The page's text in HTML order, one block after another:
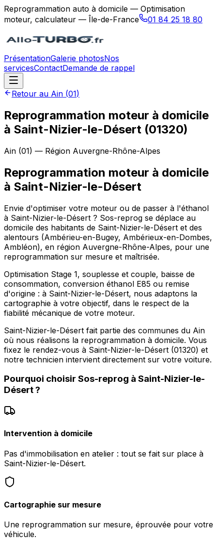
Reprogrammation auto à domicile — Optimisation
moteur, calculateur — Île-de-France
01 84 25 18 80
PrésentationGalerie photosNos
servicesContactDemande de rappel
Retour au Ain (01)
Reprogrammation moteur à domicile
à Saint-Nizier-le-Désert (01320)
Ain (01) — Région Auvergne-Rhône-Alpes
Reprogrammation moteur à domicile
à Saint-Nizier-le-Désert
Envie d'optimiser votre moteur ou de passer à l'éthanol
à Saint-Nizier-le-Désert ? Sos-reprog se déplace au
domicile des habitants de Saint-Nizier-le-Désert et des
alentours (Ambérieu-en-Bugey, Ambérieux-en-Dombes,
Ambléon), en région Auvergne-Rhône-Alpes, pour une
reprogrammation sur mesure et maîtrisée.
Optimisation Stage 1, souplesse et couple, baisse de
consommation, conversion éthanol E85 ou remise
d'origine : à Saint-Nizier-le-Désert, nous adaptons la
cartographie à votre objectif, dans le respect de la
fiabilité mécanique de votre moteur.
Saint-Nizier-le-Désert fait partie des communes du Ain
où nous réalisons la reprogrammation à domicile. Vous
fixez le rendez-vous à Saint-Nizier-le-Désert (01320) et
notre technicien intervient directement sur votre voiture.
Pourquoi choisir Sos-reprog à Saint-Nizier-le-
Désert?
Intervention à domicile
Pas d'immobilisation en atelier : tout se fait sur place à
Saint-Nizier-le-Désert.
Cartographie sur mesure
Une reprogrammation sur mesure, éprouvée pour votre
véhicule.